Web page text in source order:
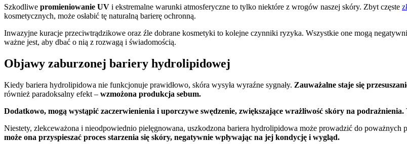
Szkodliwe promieniowanie UV i ekstremalne warunki atmosferyczne to tylko niektóre z wrogów naszej skóry. Zbyt częste
kosmetycznych, może osłabić tę naturalną barierę ochronną.
Inwazyjne kuracje przeciwtrądzikowe oraz źle dobrane kosmetyki to kolejne czynniki ryzyka. Wszystkie one mogą
ważne jest, aby dbać o nią z rozwagą i świadomością.
Objawy zaburzonej bariery hydrolipidowej
Kiedy bariera hydrolipidowa nie funkcjonuje prawidłowo, skóra wysyła wyraźne sygnały. Zauważalne staje się
również paradoksalny efekt – wzmożona produkcja sebum.
Dodatkowo, mogą wystąpić zaczerwienienia i uporczywe swędzenie, zwiększające wrażliwość skóry na podrażnienia.
Niestety, zlekceważona i nieodpowiednio pielęgnowana, uszkodzona bariera hydrolipidowa może prowadzić do poważnych
może ona przyspieszać proces starzenia się skóry, negatywnie wpływając na jej kondycję i wygląd.